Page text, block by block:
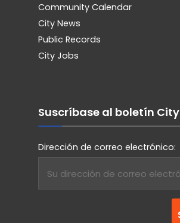
Community Calendar
City News
Public Records
City Jobs
Suscríbase al boletín
Dirección de correo electrónico: